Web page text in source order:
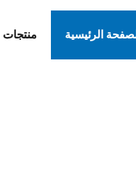
الرئيسية منتجات